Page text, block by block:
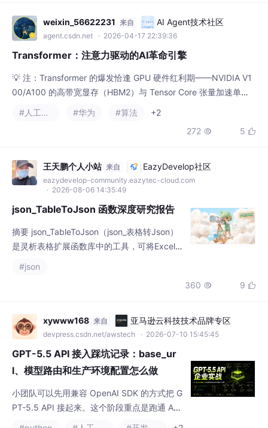
文本 PydanticOutputParser：基于数据模
型，支持字段验证 JsonOutputParser：生成
weixin_56622231 来自 AI Agent技术社区
agent.csdn.net · 2026-04-17 22:39:36
Transformer：注意力驱动的AI革命引擎
💡 注：Transformer 的爆发恰逢 GPU 硬件红利期——NVIDIA V1
00/A100 的高带宽显存（HBM2）与 Tensor Core 张量加速单
元，使千亿参数训练从“理论可行”变为“周级交付”。这彻底颠覆了
受野”（难捕获跨段语义）。——一场“放弃递归，拥抱全局”的范式
#人工智能 #华为 #算法
+2
272  5 
王天鹏个人小站 来自 EazyDevelop社区
eazydevelop-community.eazytec-cloud.com
· 2026-08-06 14:35:49
json_TableToJson 函数深度研究报告
摘要 json_TableToJson（json_表格转Json）
是灵析表格扩展函数库中的工具，可将Excel/
符串，支持输出到文件或单元格。该方案为非
成等场景。函数通过自动识别数据类型、处理
空值及格式化输出，简化了传统手工拼接或脚
本转换的复杂流程。其优势在于操作简便、兼
容
#json
360  9 
xywww168 来自 亚马逊云科技技术品牌专区
devpress.csdn.net/awstech · 2026-07-10 15:45:45
GPT-5.5 API 接入踩坑记录：base_ur
l、模型路由和生产环境配置怎么做
小团队可以先用兼容 OpenAI SDK 的方式把 G
PT-5.5 API 接起来。这个阶段重点是跑通 API